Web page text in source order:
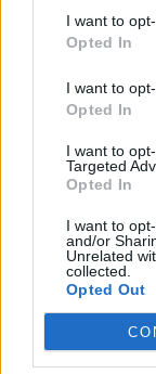
I want to
Opted In
I want to
Opted In
I want to
Targeted
Opted In
I want to
and/or
Unrelated
collected.
Opted Out
Katarzyna Dybińska
Dzisiaj 10:48
Reklama
Reklama